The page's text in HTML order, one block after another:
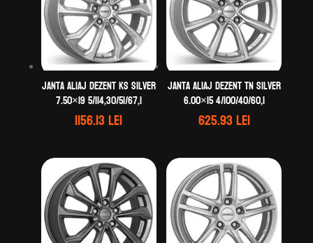
Janta aliaj DEZENT KS silver
7.50×19 5/114,30/51/67,1
1156.13lei
Janta aliaj DEZENT TN silver
6.00×15 4/100/40/60,1
625.93lei